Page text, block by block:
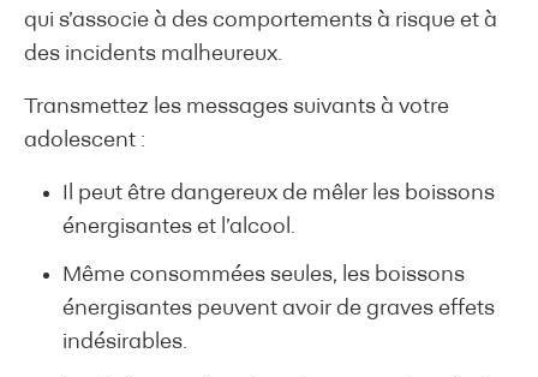
qui s’associe à des comportements à risque et à
des incidents malheureux.
Transmettez les messages suivants à votre
adolescent :
Il peut être dangereux de mêler les boissons
énergisantes et l’alcool.
Même consommées seules, les boissons
énergisantes peuvent avoir de graves effets
indésirables.